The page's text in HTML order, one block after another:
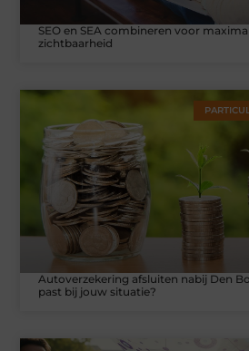
SEO en SEA combineren voor
zichtbaarheid
Autoverzekering afsluiten nabij Den
past bij jouw situatie?